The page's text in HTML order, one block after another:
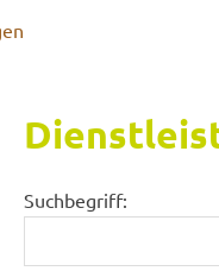
Suchbegriff: